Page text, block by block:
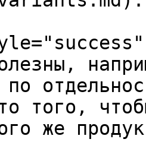
по
того,
же